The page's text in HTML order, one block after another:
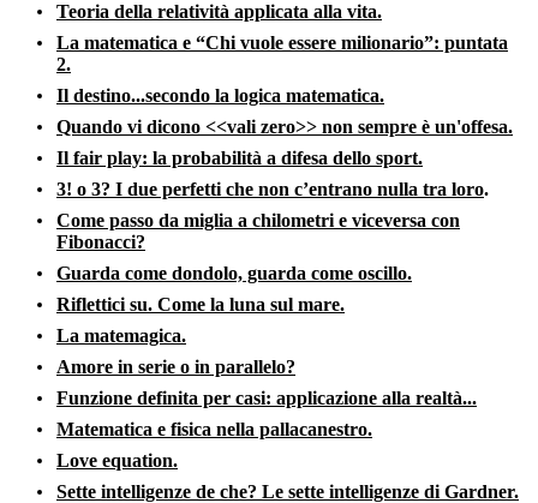
Teoria della relatività applicata alla vita.
La matematica e “Chi vuole essere milionario”: puntata
2.
Il destino...secondo la logica matematica.
Quando vi dicono <<vali zero>> non sempre è un'offesa.
Il fair play: la probabilità a difesa dello sport.
3! o 3? I due perfetti che non c’entrano nulla tra loro.
Come passo da miglia a chilometri e viceversa con
Fibonacci?
Guarda come dondolo, guarda come oscillo.
Riflettici su. Come la luna sul mare.
La matemagica.
Amore in serie o in parallelo?
Funzione definita per casi: applicazione alla realtà...
Matematica e fisica nella pallacanestro.
Love equation.
Sette intelligenze de che? Le sette intelligenze di Gardner.